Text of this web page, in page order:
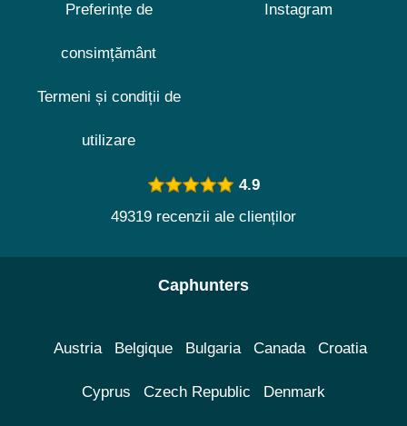
Preferințe de
consimțământ
Termeni și condiții de
utilizare
Instagram
4.9
49319 recenzii ale clienților
Caphunters
Austria Belgique Bulgaria Canada Croatia
Cyprus Czech Republic Denmark